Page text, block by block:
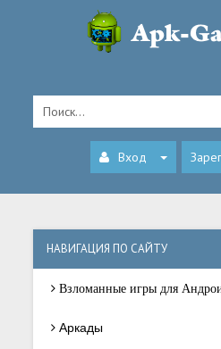
Вход
НАВИГАЦИЯ ПО САЙТУ
Взломанные игры для
Аркады